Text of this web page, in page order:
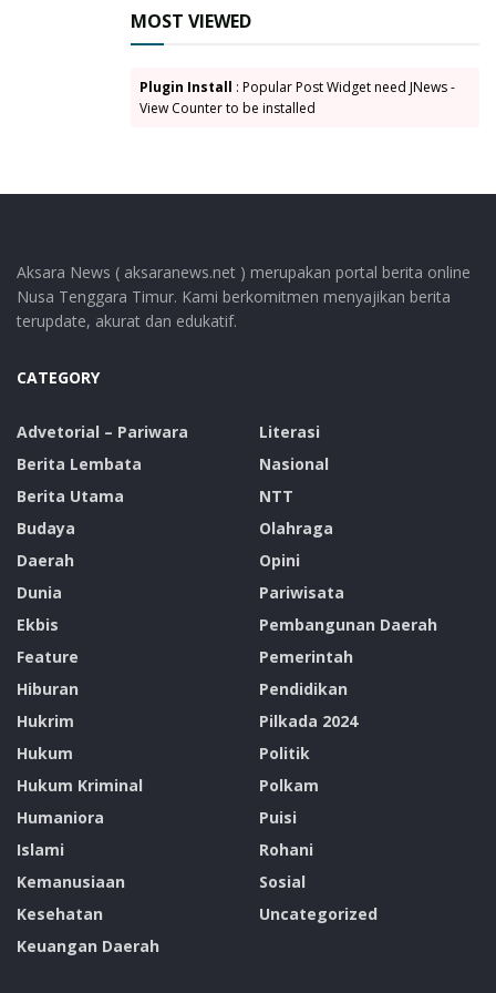
MOST VIEWED
Plugin Install : Popular Post Widget need JNews -
View Counter to be installed
Aksara News ( aksaranews.net ) merupakan portal berita online
Nusa Tenggara Timur. Kami berkomitmen menyajikan berita
terupdate, akurat dan edukatif.
CATEGORY
Advetorial – Pariwara
Berita Lembata
Berita Utama
Budaya
Daerah
Dunia
Ekbis
Feature
Hiburan
Hukrim
Hukum
Hukum Kriminal
Humaniora
Islami
Kemanusiaan
Kesehatan
Keuangan Daerah
Literasi
Nasional
NTT
Olahraga
Opini
Pariwisata
Pembangunan Daerah
Pemerintah
Pendidikan
Pilkada 2024
Politik
Polkam
Puisi
Rohani
Sosial
Uncategorized